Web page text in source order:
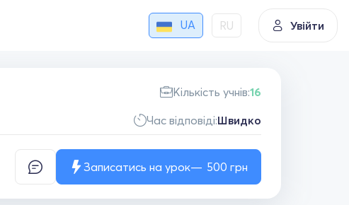
UA RU Увійти
Кількість учнів:16
Час відповіді:Швидко
Записатись на урок 500 грн